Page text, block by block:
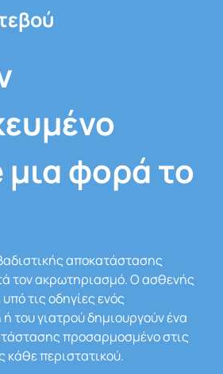
φορά το
αποκατάστασης
τον ακρωτηριασμό. Ο ασθενής
τις οδηγίες ενός
του γιατρού δημιουργούν ένα
προσαρμοσμένο στις
κάθε περιστατικού.